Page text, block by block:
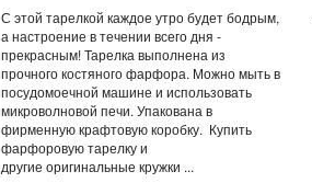
С этой тарелкой каждое утро будет бодрым,
а настроение в течении всего дня -
прекрасным! Тарелка выполнена из
прочного костяного фарфора. Можно мыть в
посудомоечной машине и использовать
микроволновой печи. Упакована в
фирменную крафтовую коробку. Купить
фарфоровую тарелку и
другие оригинальные кружки ...